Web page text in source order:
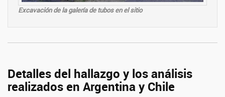
Excavación de la galería de tubos en el sitio
Detalles del hallazgo y los análisis
realizados en Argentina y Chile